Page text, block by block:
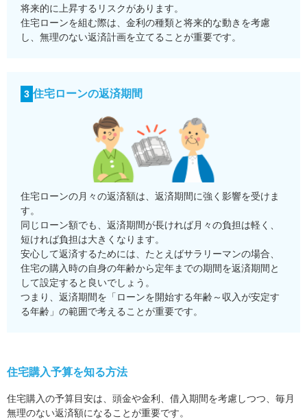
将来的に上昇するリスクがあります。
住宅ローンを組む際は、金利の種類と将来的な動きを考慮
し、無理のない返済計画を立てることが重要です。
3 住宅ローンの返済期間
住宅ローンの月々の返済額は、返済期間に強く影響を受けま
す。
同じローン額でも、返済期間が長ければ月々の負担は軽く、
短ければ負担は大きくなります。
安心して返済するためには、たとえばサラリーマンの場合、
住宅の購入時の自身の年齢から定年までの期間を返済期間と
して設定すると良いでしょう。
つまり、返済期間を「ローンを開始する年齢～収入が安定す
る年齢」の範囲で考えることが重要です。
住宅購入予算を知る方法
住宅購入の予算目安は、頭金や金利、借入期間を考慮しつつ、毎月
無理のない返済額になることが重要です。